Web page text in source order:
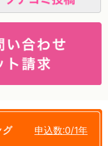
申込数:0/1年